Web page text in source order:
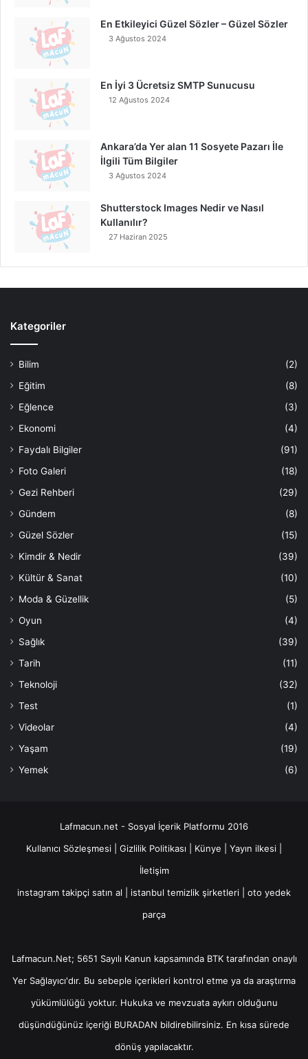
En Etkileyici Güzel Sözler – Güzel Sözler
3 Ağustos 2024
En İyi 3 Ücretsiz SMTP Sunucusu
12 Ağustos 2024
Ankara’da Yer alan 11 Sosyete Pazarı İle
İlgili Tüm Bilgiler
3 Ağustos 2024
Shutterstock Images Nedir ve Nasıl
Kullanılır?
27 Haziran 2025
Kategoriler
Bilim
(2)
Eğitim
(8)
Eğlence
(3)
Ekonomi
(4)
Faydalı Bilgiler
(91)
Foto Galeri
(18)
Gezi Rehberi
(29)
Gündem
(8)
Güzel Sözler
(15)
Kimdir & Nedir
(39)
Kültür & Sanat
(10)
Moda & Güzellik
(5)
Oyun
(4)
Sağlık
(39)
Tarih
(11)
Teknoloji
(32)
Test
(1)
Videolar
(4)
Yaşam
(19)
Yemek
(6)
Lafmacun.net - Sosyal İçerik Platformu 2016
Kullanıcı Sözleşmesi
Gizlilik Politikası Künye Yayın ilkesi
İletişim
instagram takipçi satın al
istanbul temizlik şirketleri
oto yedek
parça
Lafmacun.Net; 5651 Sayılı Kanun kapsamında BTK tarafından onaylı
Yer Sağlayıcı'dır. Bu sebeple içerikleri kontrol etme ya da araştırma
yükümlülüğü yoktur. Hukuka ve mevzuata aykırı olduğunu
düşündüğünüz içeriği BURADAN bildirebilirsiniz. En kısa sürede
dönüş yapılacaktır.